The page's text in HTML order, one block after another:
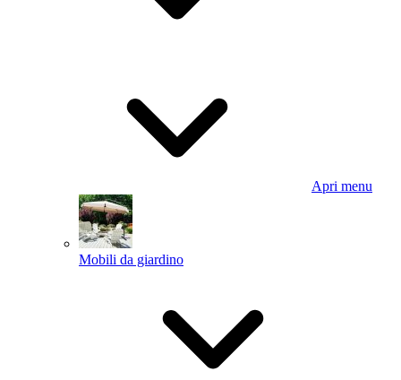
Apri menu
Mobili da giardino